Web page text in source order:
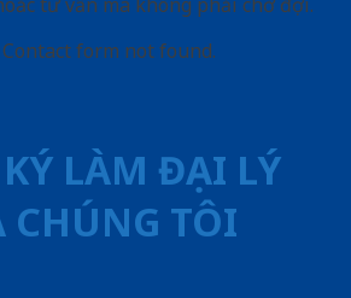
Contact form not found.
LÀM ĐẠI LÝ
CHÚNG TÔI